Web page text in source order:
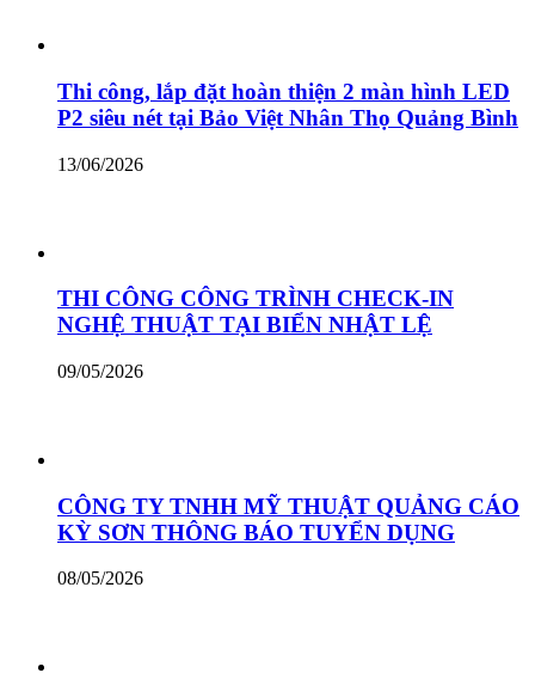
Thi công, lắp đặt hoàn thiện 2 màn hình LED
P2 siêu nét tại Bảo Việt Nhân Thọ Quảng Bình
13/06/2026
THI CÔNG CÔNG TRÌNH CHECK-IN
NGHỆ THUẬT TẠI BIỂN NHẬT LỆ
09/05/2026
CÔNG TY TNHH MỸ THUẬT QUẢNG CÁO
KỲ SƠN THÔNG BÁO TUYỂN DỤNG
08/05/2026